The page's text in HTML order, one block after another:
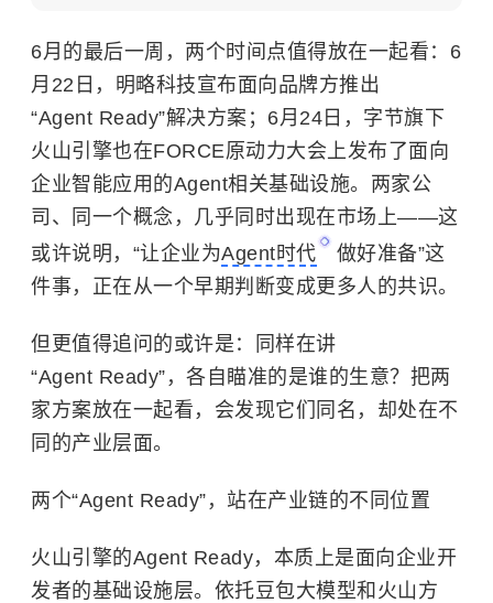
6月的最后一周，两个时间点值得放在一起看：6
月22日，明略科技宣布面向品牌方推出
“Agent Ready”解决方案；6月24日，字节旗下
火山引擎也在FORCE原动力大会上发布了面向
企业智能应用的Agent相关基础设施。两家公
司、同一个概念，几乎同时出现在市场上——这
或许说明，“让企业为Agent时代
做好准备”这
件事，正在从一个早期判断变成更多人的共识。
但更值得追问的或许是：同样在讲
“Agent Ready”，各自瞄准的是谁的生意？把两
家方案放在一起看，会发现它们同名，却处在不
同的产业层面。
两个“Agent Ready”，站在产业链的不同位置
火山引擎的Agent Ready，本质上是面向企业开
发者的基础设施层。依托豆包大模型和火山方